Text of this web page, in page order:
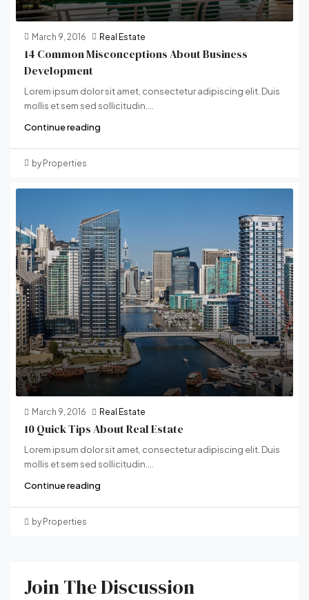
March 9, 2016 Real Estate
14 Common Misconceptions About Business
Development
Lorem ipsum dolor sit amet, consectetur adipiscing elit. Duis
mollis et sem sed sollicitudin....
Continue reading
by Properties
March 9, 2016 Real Estate
10 Quick Tips About Real Estate
Lorem ipsum dolor sit amet, consectetur adipiscing elit. Duis
mollis et sem sed sollicitudin....
Continue reading
by Properties
Join The Discussion